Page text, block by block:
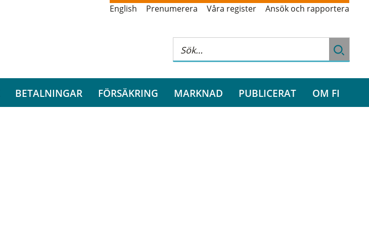
English Prenumerera Våra register Ansök och rapportera
BETALNINGAR FÖRSÄKRING MARKNAD PUBLICERAT OM FI